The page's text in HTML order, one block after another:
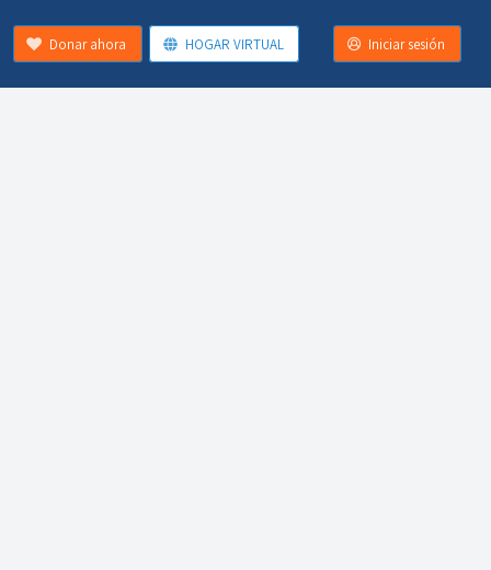
Donar ahora HOGAR VIRTUAL Iniciar sesión